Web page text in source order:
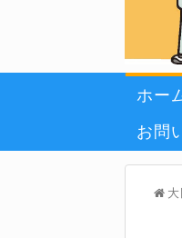
ホー
お問